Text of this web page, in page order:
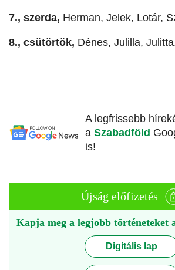
7., szerda, Herman, Jelek, Lotár,
8., csütörtök, Dénes, Julilla,
A legfrissebb
a Szabadföld
is!
Újság előfizetés
Kapja meg a legjobb történeteket
Digitális lap